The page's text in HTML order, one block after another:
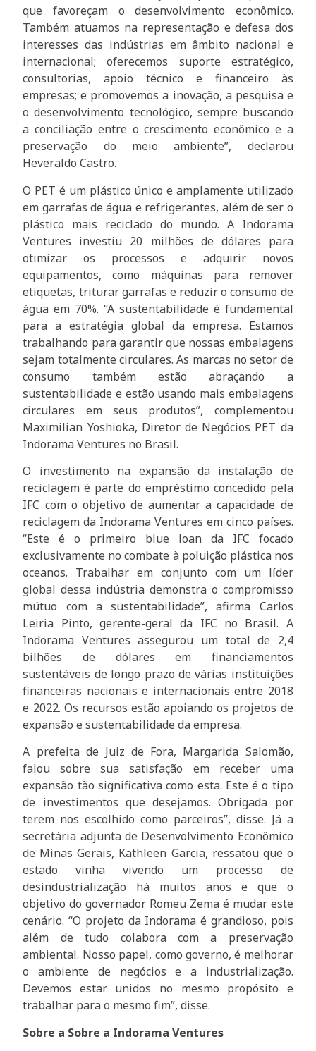
que favoreçam o desenvolvimento econômico.
Também atuamos na representação e defesa dos
interesses das indústrias em âmbito nacional e
internacional; oferecemos suporte estratégico,
consultorias, apoio técnico e financeiro às
empresas; e promovemos a inovação, a pesquisa e
o desenvolvimento tecnológico, sempre buscando
a conciliação entre o crescimento econômico e a
preservação do meio ambiente”, declarou
Heveraldo Castro.
O PET é um plástico único e amplamente utilizado
em garrafas de água e refrigerantes, além de ser o
plástico mais reciclado do mundo. A Indorama
Ventures investiu 20 milhões de dólares para
otimizar os processos e adquirir novos
equipamentos, como máquinas para remover
etiquetas, triturar garrafas e reduzir o consumo de
água em 70%. “A sustentabilidade é fundamental
para a estratégia global da empresa. Estamos
trabalhando para garantir que nossas embalagens
sejam totalmente circulares. As marcas no setor de
consumo também estão abraçando a
sustentabilidade e estão usando mais embalagens
circulares em seus produtos”, complementou
Maximilian Yoshioka, Diretor de Negócios PET da
Indorama Ventures no Brasil.
O investimento na expansão da instalação de
reciclagem é parte do empréstimo concedido pela
IFC com o objetivo de aumentar a capacidade de
reciclagem da Indorama Ventures em cinco países.
“Este é o primeiro blue loan da IFC focado
exclusivamente no combate à poluição plástica nos
oceanos. Trabalhar em conjunto com um líder
global dessa indústria demonstra o compromisso
mútuo com a sustentabilidade”, afirma Carlos
Leiria Pinto, gerente-geral da IFC no Brasil. A
Indorama Ventures assegurou um total de 2,4
bilhões de dólares em financiamentos
sustentáveis de longo prazo de várias instituições
financeiras nacionais e internacionais entre 2018
e 2022. Os recursos estão apoiando os projetos de
expansão e sustentabilidade da empresa.
A prefeita de Juiz de Fora, Margarida Salomão,
falou sobre sua satisfação em receber uma
expansão tão significativa como esta. Este é o tipo
de investimentos que desejamos. Obrigada por
terem nos escolhido como parceiros”, disse. Já a
secretária adjunta de Desenvolvimento Econômico
de Minas Gerais, Kathleen Garcia, ressatou que o
estado vinha vivendo um processo de
desindustrialização há muitos anos e que o
objetivo do governador Romeu Zema é mudar este
cenário. “O projeto da Indorama é grandioso, pois
além de tudo colabora com a preservação
ambiental. Nosso papel, como governo, é melhorar
o ambiente de negócios e a industrialização.
Devemos estar unidos no mesmo propósito e
trabalhar para o mesmo fim”, disse.
Sobre a Sobre a Indorama Ventures